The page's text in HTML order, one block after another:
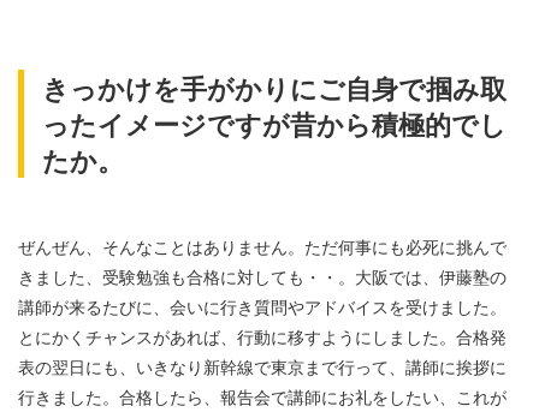
きっかけを手がかりにご自身で掴み取
ったイメージですが昔から積極的でし
たか。
ぜんぜん、そんなことはありません。ただ何事にも必死に挑んで
きました、受験勉強も合格に対しても・・。大阪では、伊藤塾の
講師が来るたびに、会いに行き質問やアドバイスを受けました。
とにかくチャンスがあれば、行動に移すようにしました。合格発
表の翌日にも、いきなり新幹線で東京まで行って、講師に挨拶に
行きました。合格したら、報告会で講師にお礼をしたい、これが